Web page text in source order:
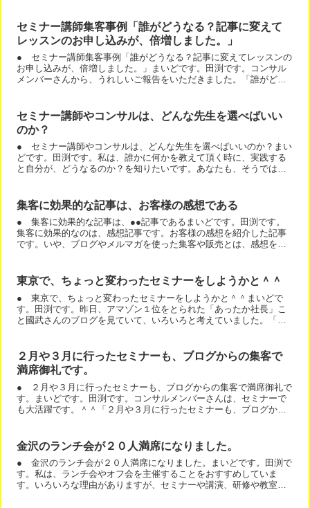
セミナー講師集客事例「誰がどうなる？記事に変えて
レッスンのお申し込みが、倍増しました。」
● セミナー講師集客事例「誰がどうなる？記事に変えてレッスンの
お申し込みが、倍増しました。」まいどです。田渕です。コンサル
メンバーさんから、うれしいご報告をいただきました。「誰がどう
セミナー講師やコンサルは、どんな先生を選べばいい
のか？
● セミナー講師やコンサルは、どんな先生を選べばいいのか？まい
どです。田渕です。私は、誰かに何かを教えて頂く時に、実践する
と自分が、どうなるのか？を知りたいです。あなたも、そうではな
集客に効果的な記事は、お客様の感想である
● 集客に効果的な記事は、●●記事であるまいどです。田渕です。
集客に効果的なのは、感想記事です。お客様の感想を紹介した記事
です。いや、ブログやメルマガを使った集客や販売とは、感想を見
東京で、ちょっと変わったセミナーをしようかと＾＾
● 東京で、ちょっと変わったセミナーをしようかと＾＾まいどで
す。田渕です。昨日、アマゾン１位をとられた「あったか社長」こ
と國武さんのブログを見ていて、いろいろと考えていました。「あ
２月や３月に行ったセミナーも、ブログからの集客で
満席御礼です。
● ２月や３月に行ったセミナーも、ブログからの集客で満席御礼で
す。まいどです。田渕です。コンサルメンバーさんは、セミナーで
も大活躍です。＾＾「２月や３月に行ったセミナーも、ブログから
金沢のランチ会が２０人満席になりました。
● 金沢のランチ会が２０人満席になりました。まいどです。田渕で
す。私は、ランチ会やオフ会を主催することをおすすめしていま
す。いろいろな理由がありますが、セミナーや講演、研修や教室な